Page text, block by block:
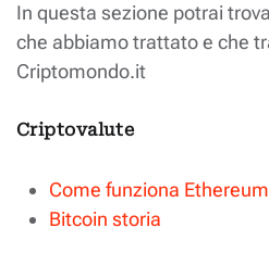
In questa sezione potrai
che abbiamo trattato e che
Criptomondo.it
Criptovalute
Come funziona Ethereum
Bitcoin storia